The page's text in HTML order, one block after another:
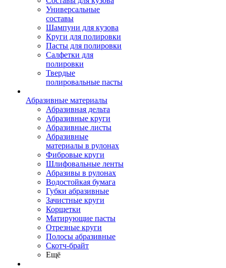
Универсальные
составы
Шампуни для кузова
Круги для полировки
Пасты для полировки
Салфетки для
полировки
Твердые
полировальные пасты
Абразивные материалы
Абразивная дельта
Абразивные круги
Абразивные листы
Абразивные
материалы в рулонах
Фибровые круги
Шлифовальные ленты
Абразивы в рулонах
Водостойкая бумага
Губки абразивные
Зачистные круги
Корщетки
Матирующие пасты
Отрезные круги
Полосы абразивные
Скотч-брайт
Ещё